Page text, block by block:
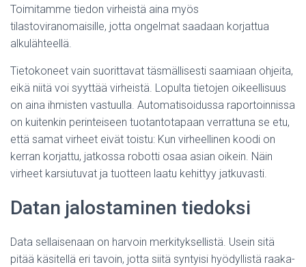
Toimitamme tiedon virheistä aina myös
tilastoviranomaisille, jotta ongelmat saadaan korjattua
alkulähteellä.
Tietokoneet vain suorittavat täsmällisesti saamiaan ohjeita,
eikä niitä voi syyttää virheistä. Lopulta tietojen oikeellisuus
on aina ihmisten vastuulla. Automatisoidussa raportoinnissa
on kuitenkin perinteiseen tuotantotapaan verrattuna se etu,
että samat virheet eivät toistu: Kun virheellinen koodi on
kerran korjattu, jatkossa robotti osaa asian oikein. Näin
virheet karsiutuvat ja tuotteen laatu kehittyy jatkuvasti.
Datan jalostaminen tiedoksi
Data sellaisenaan on harvoin merkityksellistä. Usein sitä
pitää käsitellä eri tavoin, jotta siitä syntyisi hyödyllistä raaka-